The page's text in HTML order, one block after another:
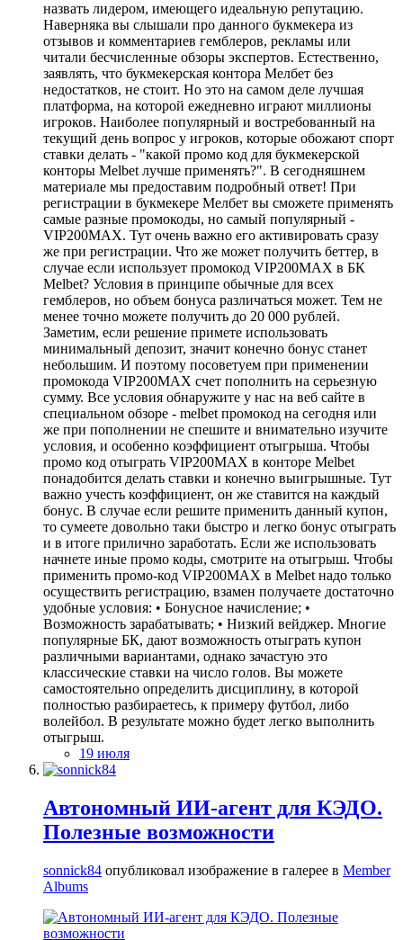
назвать лидером, имеющего идеальную репутацию.
Наверняка вы слышали про данного букмекера из
отзывов и комментариев гемблеров, рекламы или
читали бесчисленные обзоры экспертов. Естественно,
заявлять, что букмекерская контора Мелбет без
недостатков, не стоит. Но это на самом деле лучшая
платформа, на которой ежедневно играют миллионы
игроков. Наиболее популярный и востребованный на
текущий день вопрос у игроков, которые обожают спорт
ставки делать - "какой промо код для букмекерской
конторы Melbet лучше применять?". В сегодняшнем
материале мы предоставим подробный ответ! При
регистрации в букмекере Мелбет вы сможете применять
самые разные промокоды, но самый популярный -
VIP200MAX. Тут очень важно его активировать сразу
же при регистрации. Что же может получить беттер, в
случае если использует промокод VIP200MAX в БК
Melbet? Условия в принципе обычные для всех
гемблеров, но объем бонуса различаться может. Тем не
менее точно можете получить до 20 000 рублей.
Заметим, если решение примете использовать
минимальный депозит, значит конечно бонус станет
небольшим. И поэтому посоветуем при применении
промокода VIP200MAX счет пополнить на серьезную
сумму. Все условия обнаружите у нас на веб сайте в
специальном обзоре - melbet промокод на сегодня или
же при пополнении не спешите и внимательно изучите
условия, и особенно коэффициент отыгрыша. Чтобы
промо код отыграть VIP200MAX в конторе Melbet
понадобится делать ставки и конечно выигрышные. Тут
важно учесть коэффициент, он же ставится на каждый
бонус. В случае если решите применить данный купон,
то сумеете довольно таки быстро и легко бонус отыграть
и в итоге прилично заработать. Если же использовать
начнете иные промо коды, смотрите на отыгрыш. Чтобы
применить промо-код VIP200MAX в Melbet надо только
осуществить регистрацию, взамен получаете достаточно
удобные условия: • Бонусное начисление; •
Возможность зарабатывать; • Низкий вейджер. Многие
популярные БК, дают возможность отыграть купон
различными вариантами, однако зачастую это
классические ставки на число голов. Вы можете
самостоятельно определить дисциплину, в которой
полностью разбираетесь, к примеру футбол, либо
волейбол. В результате можно будет легко выполнить
отыгрыш.
19 июля
Автономный ИИ-агент для КЭДО.
Полезные возможности
sonnick84 опубликовал изображение в галерее в Member
Albums